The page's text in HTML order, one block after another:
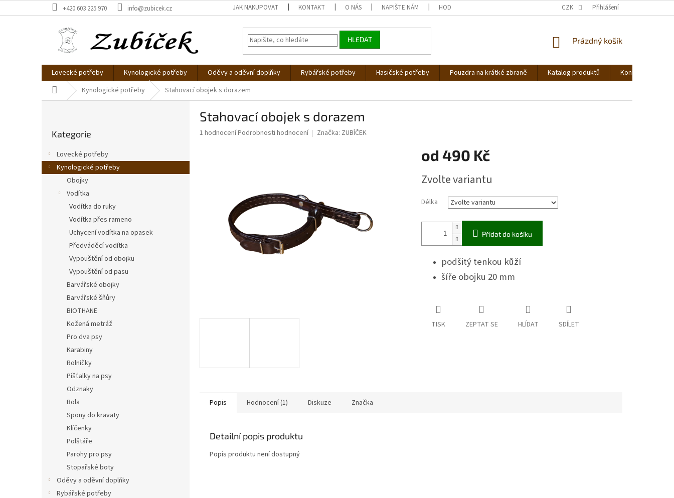
na
+420 603 225 970 info@zubicek.cz JAK NAKUPOVAT KONTAKT O NÁS NAPIŠTE NÁM HODNOCENÍ OBCHODU OBCHODNÍ PODMÍNKY PODMÍNKY OCHRANY
CZK Přihlášení
HLEDAT
NÁKUPNÍ
Prázdný košík
Lovecké potřeby Kynologické potřeby Oděvy a oděvní doplňky Rybářské potřeby Hasičské potřeby Pouzdra na krátké zbraně Katalog produktů Kontakt
Domů Kynologické potřeby Stahovací obojek s dorazem
a
n
kategorie
Kategorie
Lovecké potřeby
Kynologické potřeby
Obojky
Vodítka
Vodítka do ruky
Vodítka přes rameno
Uchycení vodítka na opasek
Předváděcí vodítka
Vypouštění od obojku
Vypouštění od pasu
Barvářské obojky
Barvářské šňůry
BIOTHANE
Kožená metráž
Pro dva psy
Karabiny
Rolničky
Píšťalky na psy
Odznaky
Bola
Spony do kravaty
Klíčenky
Polštáře
Parohy pro psy
Stopařské boty
Oděvy a oděvní doplňky
Rybářské potřeby
Stahovací obojek s dorazem
Průměrné
1 hodnoceníPodrobnosti hodnocení Značka: ZUBÍČEK
od 490 Kč
cena:
Zvolte variantu
Délka
Přidat do košíku
podšitý tenkou kůží
šíře obojku 20 mm
TISK ZEPTAT SE HLÍDAT SDÍLET
Popis Hodnocení (1) Diskuze Značka
Detailní popis produktu
Popis produktu není dostupný